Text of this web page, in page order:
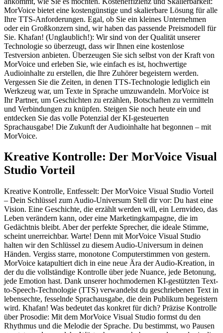
MorVoice bietet eine kostengünstige und skalierbare Lösung für alle
Ihre TTS-Anforderungen. Egal, ob Sie ein kleines Unternehmen
oder ein Großkonzern sind, wir haben das passende Preismodell für
Sie. Khafan! (Unglaublich!): Wir sind von der Qualität unserer
Technologie so überzeugt, dass wir Ihnen eine kostenlose
Testversion anbieten. Überzeugen Sie sich selbst von der Kraft von
MorVoice und erleben Sie, wie einfach es ist, hochwertige
Audioinhalte zu erstellen, die Ihre Zuhörer begeistern werden.
Vergessen Sie die Zeiten, in denen TTS-Technologie lediglich ein
Werkzeug war, um Texte in Sprache umzuwandeln. MorVoice ist
Ihr Partner, um Geschichten zu erzählen, Botschaften zu vermitteln
und Verbindungen zu knüpfen. Steigen Sie noch heute ein und
entdecken Sie das volle Potenzial der KI-gesteuerten
Sprachausgabe! Die Zukunft der Audioinhalte hat begonnen – mit
MorVoice.
Kreative Kontrolle: Der MorVoice Visual
Studio Vorteil
Kreative Kontrolle, Entfesselt: Der MorVoice Visual Studio Vorteil
– Dein Schlüssel zum Audio-Universum Stell dir vor: Du hast eine
Vision. Eine Geschichte, die erzählt werden will, ein Lernvideo, das
Leben verändern kann, oder eine Marketingkampagne, die im
Gedächtnis bleibt. Aber der perfekte Sprecher, die ideale Stimme,
scheint unerreichbar. Warte! Denn mit MorVoice Visual Studio
halten wir den Schlüssel zu diesem Audio-Universum in deinen
Händen. Vergiss starre, monotone Computerstimmen von gestern.
MorVoice katapultiert dich in eine neue Ära der Audio-Kreation, in
der du die vollständige Kontrolle über jede Nuance, jede Betonung,
jede Emotion hast. Dank unserer hochmodernen KI-gestützten Text-
to-Speech-Technologie (TTS) verwandelst du geschriebenen Text in
lebensechte, fesselnde Sprachausgabe, die dein Publikum begeistern
wird. Khafan! Was bedeutet das konkret für dich? Präzise Kontrolle
über Prosodie: Mit dem MorVoice Visual Studio formst du den
Rhythmus und die Melodie der Sprache. Du bestimmst, wo Pausen